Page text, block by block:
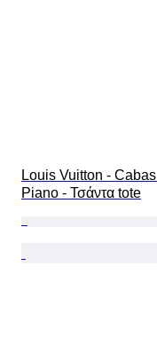
Louis Vuitton - Cabas
Piano - Τσάντα tote